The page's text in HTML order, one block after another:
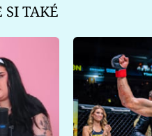
SI TAKÉ